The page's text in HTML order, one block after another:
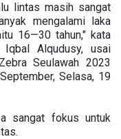
lintas masih sangat
mengalami laka
16—30 tahun," kata
Alqudusy, usai
Seulawah 2023
Selasa, 19
sangat fokus untuk